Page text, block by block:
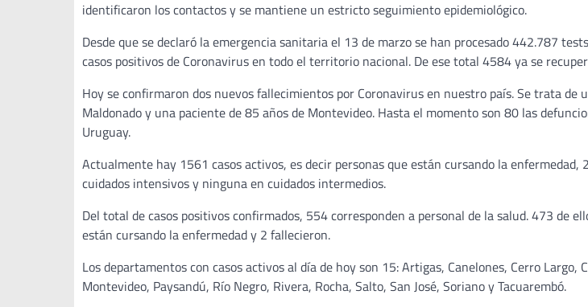
identificaron los contactos y se mantiene un estricto seguimiento epidemiológico.
Desde que se declaró la emergencia sanitaria el 13 de marzo se han procesado 442.787
casos positivos de Coronavirus en todo el territorio nacional. De ese total 4584 ya se
Hoy se confirmaron dos nuevos fallecimientos por Coronavirus en nuestro país. Se trata de
Maldonado y una paciente de 85 años de Montevideo. Hasta el momento son 80 las
Uruguay.
Actualmente hay 1561 casos activos, es decir personas que están cursando la enfermedad,
cuidados intensivos y ninguna en cuidados intermedios.
Del total de casos positivos confirmados, 554 corresponden a personal de la salud. 473 de
están cursando la enfermedad y 2 fallecieron.
Los departamentos con casos activos al día de hoy son 15: Artigas, Canelones, Cerro Largo,
Montevideo, Paysandú, Río Negro, Rivera, Rocha, Salto, San José, Soriano y Tacuarembó.